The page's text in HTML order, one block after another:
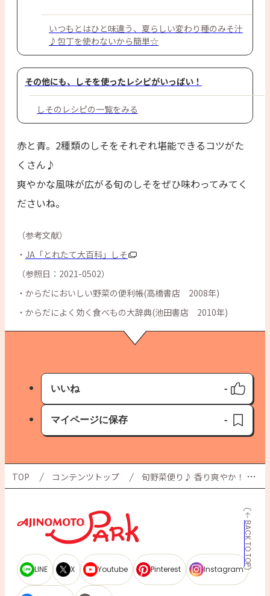
いつもとはひと味違う、夏らしい変わり種のみそ汁
♪包丁を使わないから簡単☆
その他にも、しそを使ったレシピがいっぱい！
しそのレシピの一覧をみる
赤と青。2種類のしそをそれぞれ堪能できるコツがた
くさん♪
爽やかな風味が広がる旬のしそをぜひ味わってみてく
ださいね。
（参考文献）
・ JA「とれたて大百科」しそ
（参照日：2021-0502）
・からだにおいしい野菜の便利帳(高橋書店 2008年)
・からだによく効く食べもの大辞典(池田書店 2010年)
いいね
いいね済み
-
マイページに保存
保存済み
-
TOP コンテンツトップ 旬野菜便り♪ 香り爽やか！ しその魅力＆おすすめレシピ☆
BACK TO TOP
LINE X Youtube Pinterest Instagram